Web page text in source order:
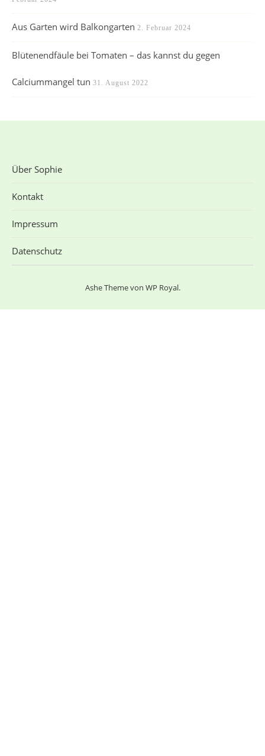
Aus Garten wird Balkongarten 2. Februar 2024
Blütenendfäule bei Tomaten – das kannst du gegen
Calciummangel tun 31. August 2022
Über Sophie
Kontakt
Impressum
Datenschutz
Ashe Theme von WP Royal.